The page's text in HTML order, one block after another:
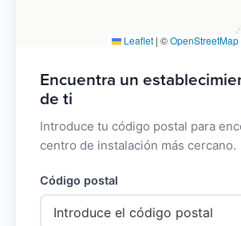
Leaflet | ©OpenStreetMap
Encuentra un
de ti
Introduce tu código postal para
centro de instalación más cercano.
Código postal